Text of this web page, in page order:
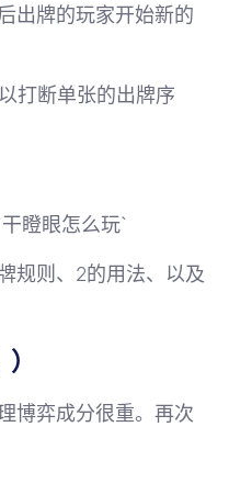
出牌的玩家开始新的
打断单张的出牌序
瞪眼怎么玩`
规则、2的用法、以及
博弈成分很重。 再次